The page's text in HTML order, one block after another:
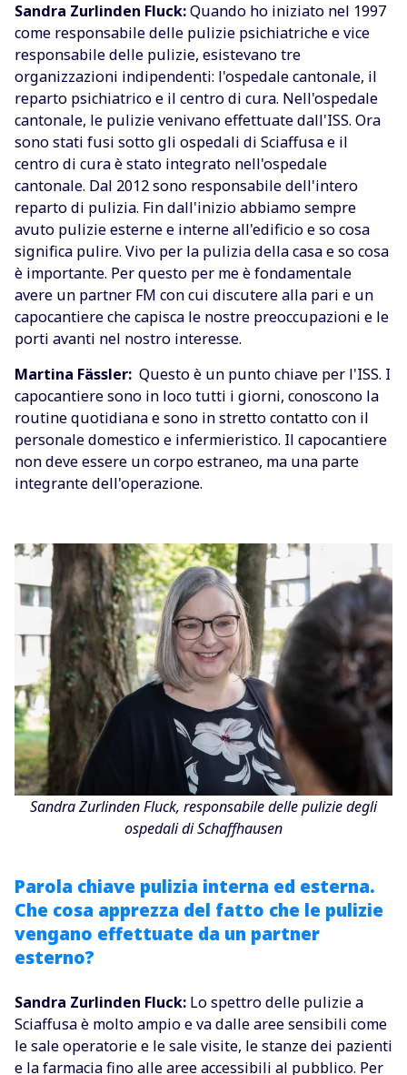
Sandra Zurlinden Fluck:Quando ho iniziato nel 1997
come responsabile delle pulizie psichiatriche e vice
responsabile delle pulizie, esistevano tre
organizzazioni indipendenti: l'ospedale cantonale, il
reparto psichiatrico e il centro di cura. Nell'ospedale
cantonale, le pulizie venivano effettuate dall'ISS. Ora
sono stati fusi sotto gli ospedali di Sciaffusa e il
centro di cura è stato integrato nell'ospedale
cantonale. Dal 2012 sono responsabile dell'intero
reparto di pulizia. Fin dall'inizio abbiamo sempre
avuto pulizie esterne e interne all'edificio e so cosa
significa pulire. Vivo per la pulizia della casa e so cosa
è importante. Per questo per me è fondamentale
avere un partner FM con cui discutere alla pari e un
capocantiere che capisca le nostre preoccupazioni e le
porti avanti nel nostro interesse.
Martina Fässler: Questo è un punto chiave per l'ISS. I
capocantiere sono in loco tutti i giorni, conoscono la
routine quotidiana e sono in stretto contatto con il
personale domestico e infermieristico. Il capocantiere
non deve essere un corpo estraneo, ma una parte
integrante dell'operazione.
Sandra Zurlinden Fluck, responsabile delle pulizie degli
ospedali di Schaffhausen
Parola chiave pulizia interna ed esterna.
Che cosa apprezza del fatto che le pulizie
vengano effettuate da un partner
esterno?
Sandra Zurlinden Fluck: Lo spettro delle pulizie a
Sciaffusa è molto ampio e va dalle aree sensibili come
le sale operatorie e le sale visite, le stanze dei pazienti
e la farmacia fino alle aree accessibili al pubblico. Per